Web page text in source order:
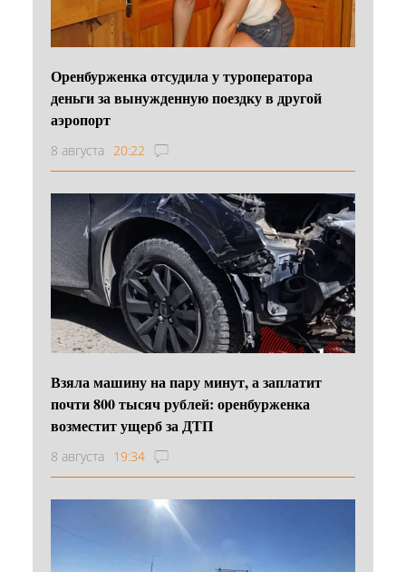
Оренбурженка отсудила у туроператора
деньги за вынужденную поездку в другой
аэропорт
8 августа 20:22
Взяла машину на пару минут, а заплатит
почти 800 тысяч рублей: оренбурженка
возместит ущерб за ДТП
8 августа 19:34